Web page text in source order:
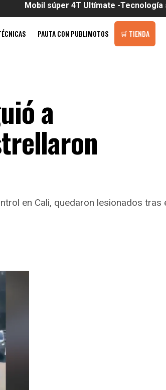
súper 4T Ultímate -Tecnología sintética a
PAUTA CON PUBLIMOTOS 🛒 TIENDA
a
en Cali, quedaron lesionados tras